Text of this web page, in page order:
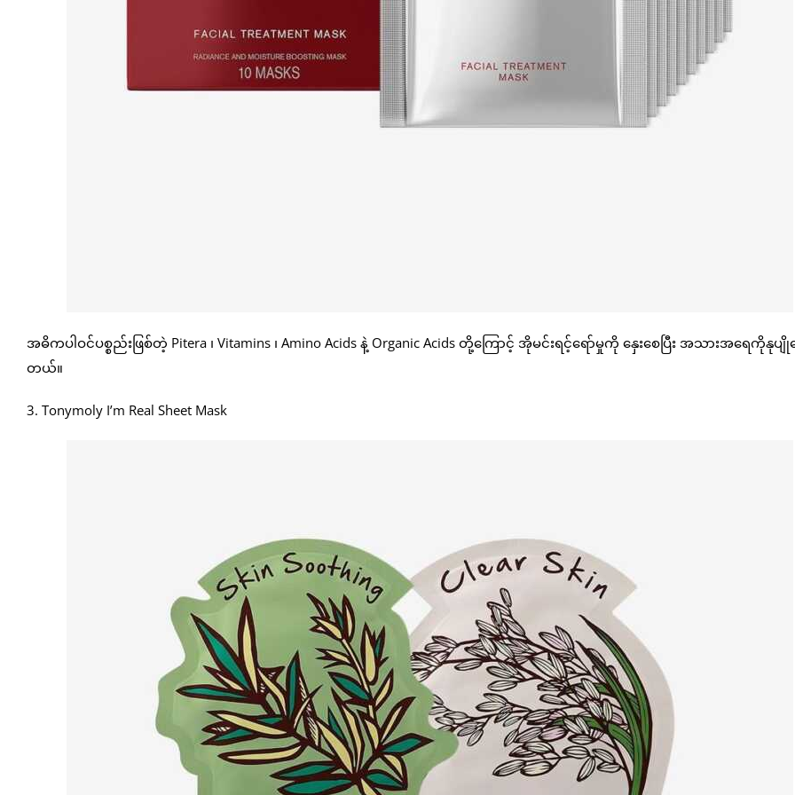
အဓိကပါဝင်ပစ္စည်းဖြစ်တဲ့ Pitera ၊ Vitamins ၊ Amino Acids နဲ့ Organic Acids တို့ကြောင့် အိုမင်းရင့်ရော်မှုကို နှေးစေပြီး အသားအရေကိုနုပျို
တယ်။
3. Tonymoly I’m Real Sheet Mask